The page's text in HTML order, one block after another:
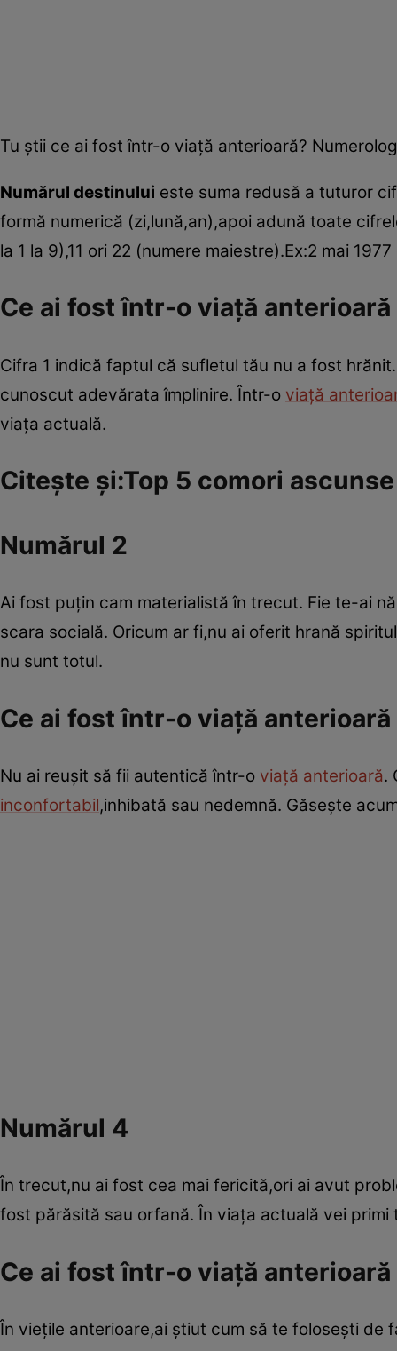
Tu ştii ce ai fost într-o viaţă anterioară?
Numărul destinului este suma redusă a tuturor
formă numerică (zi,lună,an),apoi adună toate
la 1 la 9),11 ori 22 (numere maiestre).Ex:2 mai
Ce ai fost într-o viaţă anterioară
Cifra 1 indică faptul că sufletul tău nu a fost
cunoscut adevărata împlinire. Într-o viaţă
viaţa actuală.
Citeşte şi:Top 5 comori ascunse
Numărul 2
Ai fost puţin cam materialistă în trecut. Fie te-ai
scara socială. Oricum ar fi,nu ai oferit hrană
nu sunt totul.
Ce ai fost într-o viaţă
Nu ai reuşit să fii autentică într-o viaţă anterioară.
inconfortabil,inhibată sau nedemnă. Găseşte
Numărul 4
În trecut,nu ai fost cea mai fericită,ori ai avut
fost părăsită sau orfană. În viaţa actuală vei
Ce ai fost într-o viaţă
În vieţile anterioare,ai ştiut cum să te foloseşti